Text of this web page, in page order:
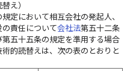
え）
定において相互会社の発起人、
責任について会社法第五十二条
五十五条の規定を準用する場合
的読替えは、次の表のとおりと